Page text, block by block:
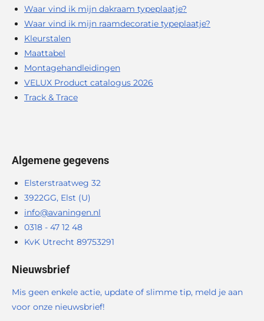
Waar vind ik mijn dakraam typeplaatje?
Waar vind ik mijn raamdecoratie typeplaatje?
Kleurstalen
Maattabel
Montagehandleidingen
VELUX Product catalogus 2026
Track & Trace
Algemene gegevens
Elsterstraatweg 32
3922GG, Elst (U)
info@avaningen.nl
0318 - 47 12 48
KvK Utrecht 89753291
Nieuwsbrief
Mis geen enkele actie, update of slimme tip, meld je aan
voor onze nieuwsbrief!